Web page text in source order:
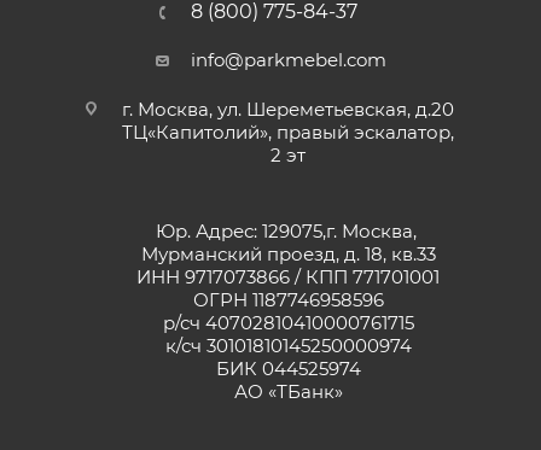
8 (800) 775-84-37
info@parkmebel.com
г. Москва, ул. Шереметьевская, д.20
ТЦ«Капитолий», правый эскалатор,
2 эт
Юр. Адрес: 129075,г. Москва,
Мурманский проезд, д. 18, кв.33
ИНН 9717073866 / КПП 771701001
ОГРН 1187746958596
р/сч 40702810410000761715
к/сч 30101810145250000974
БИК 044525974
АО «ТБанк»